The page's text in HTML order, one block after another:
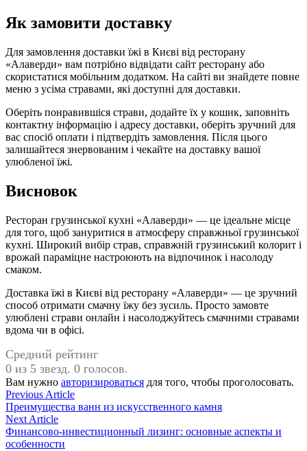
Як замовити доставку
Для замовлення доставки їжі в Києві від ресторану
«Алаверди» вам потрібно відвідати сайт ресторану або
скористатися мобільним додатком. На сайті ви знайдете повне
меню з усіма стравами, які доступні для доставки.
Оберіть понравившіся страви, додайте їх у кошик, заповніть
контактну інформацію і адресу доставки, оберіть зручний для
вас спосіб оплати і підтвердіть замовлення. Після цього
залишайтеся знервованим і чекайте на доставку вашої
улюбленої їжі.
Висновок
Ресторан грузинської кухні «Алаверди» — це ідеальне місце
для того, щоб зануритися в атмосферу справжньої грузинської
кухні. Широкий вибір страв, справжній грузинський колорит і
врожай параміцне настроюють на відпочинок і насолоду
смаком.
Доставка їжі в Києві від ресторану «Алаверди» — це зручний
способ отримати смачну їжу без зусиль. Просто замовте
улюблені страви онлайн і насолоджуйтесь смачними стравами
вдома чи в офісі.
Средний рейтинг
0 из 5 звезд. 0 голосов.
Вам нужно авторизироваться для того, чтобы проголосовать.
Навигация
по
записям
Previous ArticlePrevious
article:
Преимущества ванн из искусственного камня
Next ArticleNext
article:
Финансово-инвестиционный лизинг: основные аспекты и
особенности